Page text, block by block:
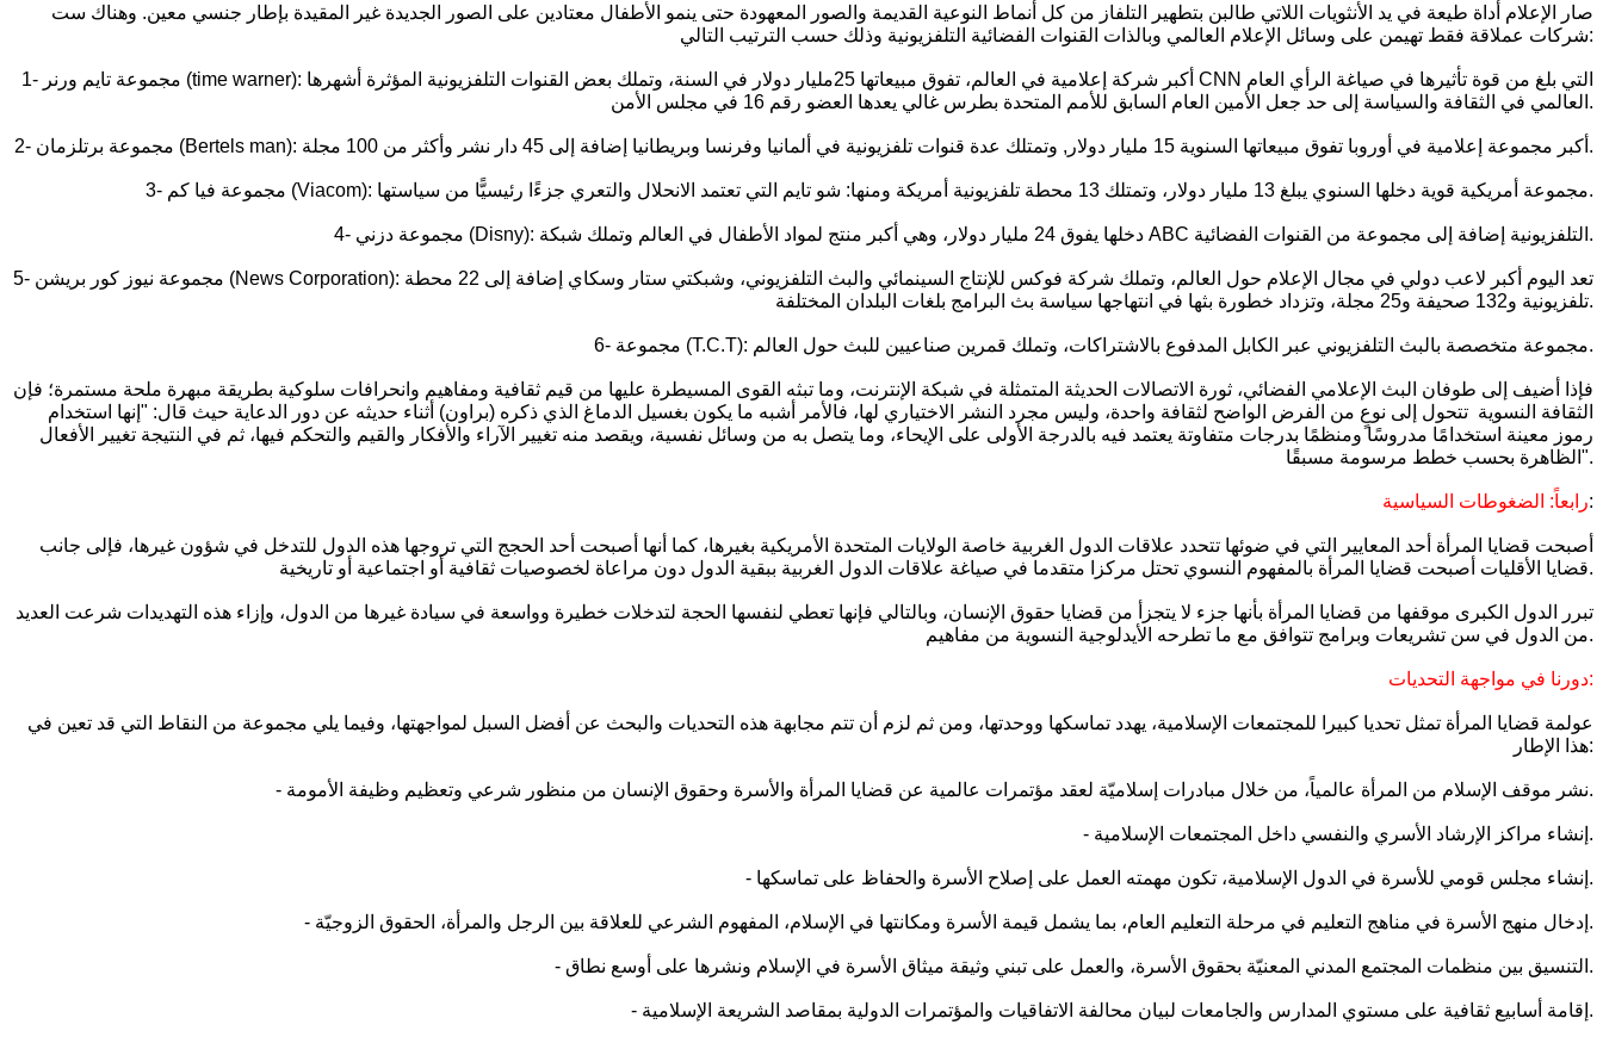
صار الإعلام أداة طيعة في يد الأنثويات اللاتي طالبن بتطهير التلفاز من كل أنماط النوعية القديمة والصور المعهودة حتى ينمو الأطفال معتادين على الصور الجديدة غير المقيدة بإطار جنسي معين. وهناك ست
شركات عملاقة فقط تهيمن على وسائل الإعلام العالمي وبالذات القنوات الفضائية التلفزيونية وذلك حسب الترتيب التالي:
1- مجموعة تايم ورنر (time warner): أكبر شركة إعلامية في العالم، تفوق مبيعاتها 25مليار دولار في السنة، وتملك بعض القنوات التلفزيونية المؤثرة أشهرها CNN التي بلغ من قوة تأثيرها في صياغة الرأي العام
العالمي في الثقافة والسياسة إلى حد جعل الأمين العام السابق للأمم المتحدة بطرس غالي يعدها العضو رقم 16 في مجلس الأمن.
2- مجموعة برتلزمان (Bertels man): أكبر مجموعة إعلامية في أوروبا تفوق مبيعاتها السنوية 15 مليار دولار, وتمتلك عدة قنوات تلفزيونية في ألمانيا وفرنسا وبريطانيا إضافة إلى 45 دار نشر وأكثر من 100 مجلة.
3- مجموعة فيا كم (Viacom): مجموعة أمريكية قوية دخلها السنوي يبلغ 13 مليار دولار، وتمتلك 13 محطة تلفزيونية أمريكة ومنها: شو تايم التي تعتمد الانحلال والتعري جزءًا رئيسيًّا من سياستها.
4- مجموعة دزني (Disny): دخلها يفوق 24 مليار دولار، وهي أكبر منتج لمواد الأطفال في العالم وتملك شبكة ABC التلفزيونية إضافة إلى مجموعة من القنوات الفضائية.
5- مجموعة نيوز كور بريشن (News Corporation): تعد اليوم أكبر لاعب دولي في مجال الإعلام حول العالم، وتملك شركة فوكس للإنتاج السينمائي والبث التلفزيوني، وشبكتي ستار وسكاي إضافة إلى 22 محطة
تلفزيونية و132 صحيفة و25 مجلة، وتزداد خطورة بثها في انتهاجها سياسة بث البرامج بلغات البلدان المختلفة.
6- مجموعة (T.C.T): مجموعة متخصصة بالبث التلفزيوني عبر الكابل المدفوع بالاشتراكات، وتملك قمرين صناعيين للبث حول العالم.
فإذا أضيف إلى طوفان البث الإعلامي الفضائي، ثورة الاتصالات الحديثة المتمثلة في شبكة الإنترنت، وما تبثه القوى المسيطرة عليها من قيم ثقافية ومفاهيم وانحرافات سلوكية بطريقة مبهرة ملحة مستمرة؛ فإن
الثقافة النسوية تتحول إلى نوعٍ من الفرض الواضح لثقافة واحدة، وليس مجرد النشر الاختياري لها، فالأمر أشبه ما يكون بغسيل الدماغ الذي ذكره (براون) أثناء حديثه عن دور الدعاية حيث قال: "إنها استخدام
رموز معينة استخدامًا مدروسًا ومنظمًا بدرجات متفاوتة يعتمد فيه بالدرجة الأولى على الإيحاء، وما يتصل به من وسائل نفسية، ويقصد منه تغيير الآراء والأفكار والقيم والتحكم فيها، ثم في النتيجة تغيير الأفعال
الظاهرة بحسب خطط مرسومة مسبقًا".
رابعاً: الضغوطات السياسية:
أصبحت قضايا المرأة أحد المعايير التي في ضوئها تتحدد علاقات الدول الغربية خاصة الولايات المتحدة الأمريكية بغيرها، كما أنها أصبحت أحد الحجج التي تروجها هذه الدول للتدخل في شؤون غيرها، فإلى جانب
قضايا الأقليات أصبحت قضايا المرأة بالمفهوم النسوي تحتل مركزا متقدما في صياغة علاقات الدول الغربية ببقية الدول دون مراعاة لخصوصيات ثقافية أو اجتماعية أو تاريخية.
تبرر الدول الكبرى موقفها من قضايا المرأة بأنها جزء لا يتجزأ من قضايا حقوق الإنسان، وبالتالي فإنها تعطي لنفسها الحجة لتدخلات خطيرة وواسعة في سيادة غيرها من الدول، وإزاء هذه التهديدات شرعت العديد
من الدول في سن تشريعات وبرامج تتوافق مع ما تطرحه الأيدلوجية النسوية من مفاهيم.
دورنا في مواجهة التحديات:
عولمة قضايا المرأة تمثل تحديا كبيرا للمجتمعات الإسلامية، يهدد تماسكها ووحدتها، ومن ثم لزم أن تتم مجابهة هذه التحديات والبحث عن أفضل السبل لمواجهتها، وفيما يلي مجموعة من النقاط التي قد تعين في
هذا الإطار:
- نشر موقف الإسلام من المرأة عالمياً، من خلال مبادرات إسلاميّة لعقد مؤتمرات عالمية عن قضايا المرأة والأسرة وحقوق الإنسان من منظور شرعي وتعظيم وظيفة الأمومة.
- إنشاء مراكز الإرشاد الأسري والنفسي داخل المجتمعات الإسلامية.
- إنشاء مجلس قومي للأسرة في الدول الإسلامية، تكون مهمته العمل على إصلاح الأسرة والحفاظ على تماسكها.
- إدخال منهج الأسرة في مناهج التعليم في مرحلة التعليم العام، بما يشمل قيمة الأسرة ومكانتها في الإسلام، المفهوم الشرعي للعلاقة بين الرجل والمرأة، الحقوق الزوجيّة.
- التنسيق بين منظمات المجتمع المدني المعنيّة بحقوق الأسرة، والعمل على تبني وثيقة ميثاق الأسرة في الإسلام ونشرها على أوسع نطاق.
- إقامة أسابيع ثقافية على مستوي المدارس والجامعات لبيان محالفة الاتفاقيات والمؤتمرات الدولية بمقاصد الشريعة الإسلامية.